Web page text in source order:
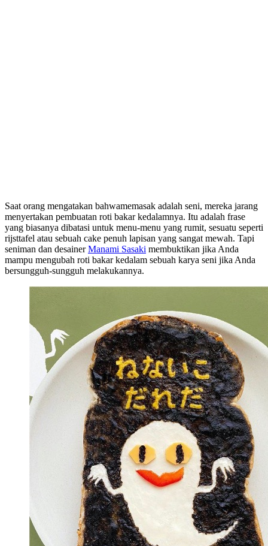
Saat orang mengatakan bahwamemasak adalah seni, mereka jarang
menyertakan pembuatan roti bakar kedalamnya. Itu adalah frase
yang biasanya dibatasi untuk menu-menu yang rumit, sesuatu seperti
rijsttafel atau sebuah cake penuh lapisan yang sangat mewah. Tapi
seniman dan desainerManami Sasaki membuktikan jika Anda
mampu mengubah roti bakar kedalam sebuah karya seni jika Anda
bersungguh-sungguh melakukannya.